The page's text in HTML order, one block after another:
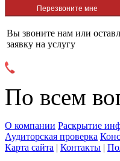
Вы звоните нам или
заявку на услугу
По всем
О компании Раскрытие
Аудиторская проверка
Карта сайта | Контакты |